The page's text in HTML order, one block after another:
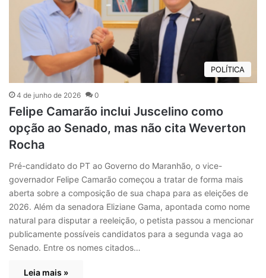
POLÍTICA
4 de junho de 2026 0
Felipe Camarão inclui Juscelino como
opção ao Senado, mas não cita Weverton
Rocha
Pré-candidato do PT ao Governo do Maranhão, o vice-
governador Felipe Camarão começou a tratar de forma mais
aberta sobre a composição de sua chapa para as eleições de
2026. Além da senadora Eliziane Gama, apontada como nome
natural para disputar a reeleição, o petista passou a mencionar
publicamente possíveis candidatos para a segunda vaga ao
Senado. Entre os nomes citados…
Leia mais »